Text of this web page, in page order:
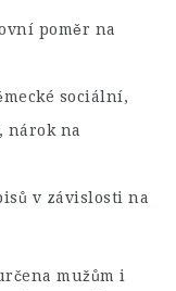
poměr na
sociální,
nárok na
v závislosti na
mužům i